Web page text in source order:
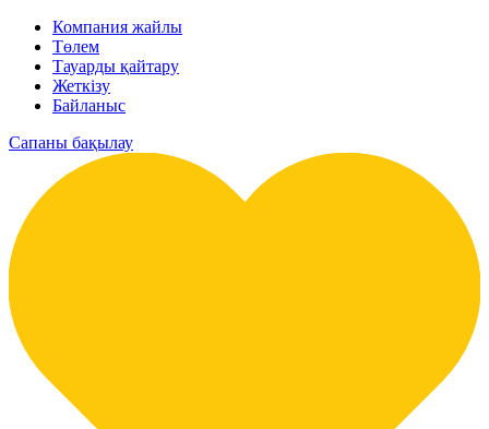
Компания жайлы
Төлем
Тауарды қайтару
Жеткізу
Байланыс
Сапаны бақылау